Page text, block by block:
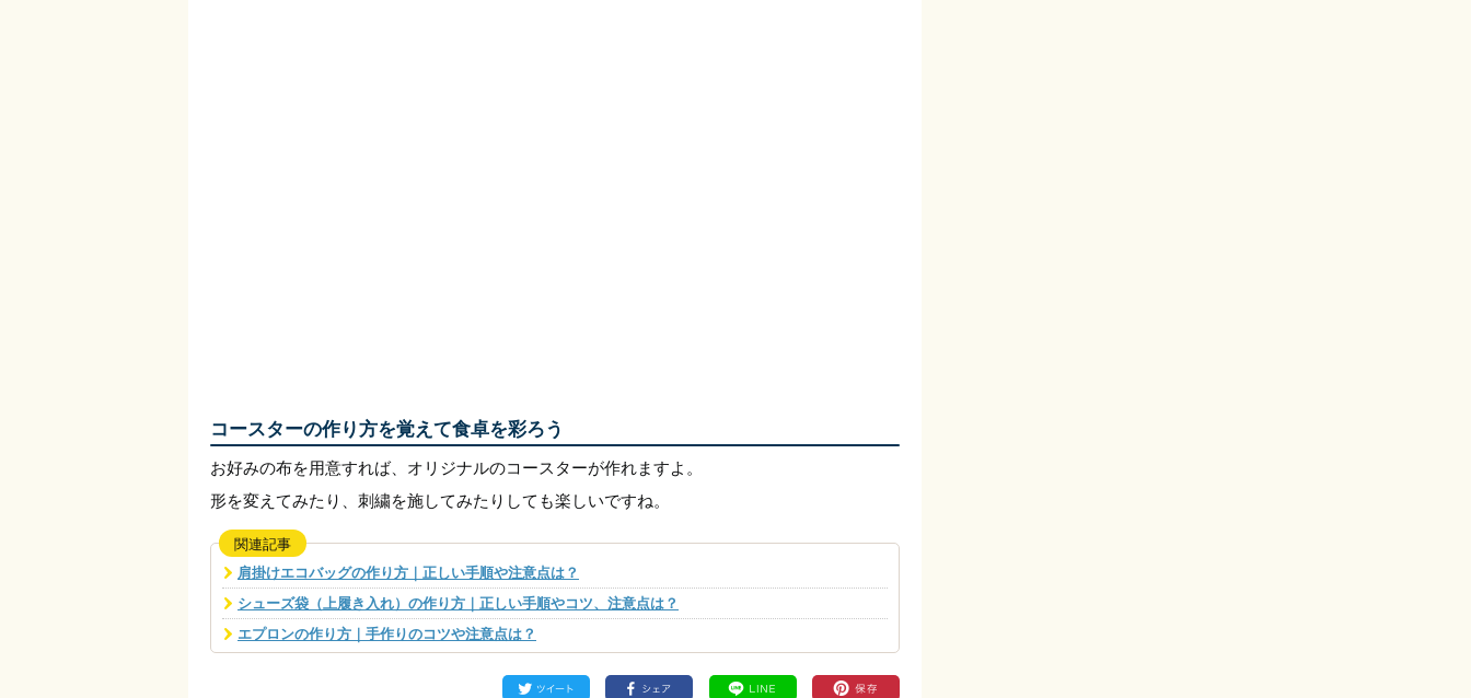
コースターの作り方を覚えて食卓を彩ろう
お好みの布を用意すれば、オリジナルのコースターが作れますよ。
形を変えてみたり、刺繍を施してみたりしても楽しいですね。
関連記事
肩掛けエコバッグの作り方｜正しい手順や注意点は？
シューズ袋（上履き入れ）の作り方｜正しい手順やコツ、注意点は？
エプロンの作り方｜手作りのコツや注意点は？